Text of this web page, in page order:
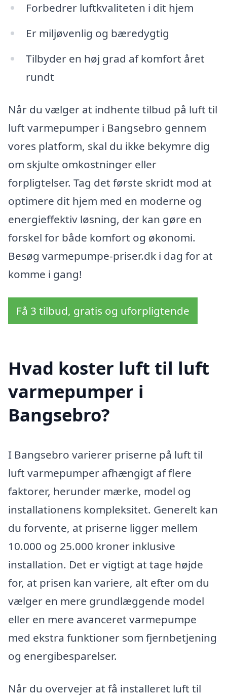
Forbedrer luftkvaliteten i dit hjem
Er miljøvenlig og bæredygtig
Tilbyder en høj grad af komfort året
rundt
Når du vælger at indhente tilbud på luft til
luft varmepumper i Bangsebro gennem
vores platform, skal du ikke bekymre dig
om skjulte omkostninger eller
forpligtelser. Tag det første skridt mod at
optimere dit hjem med en moderne og
energieffektiv løsning, der kan gøre en
forskel for både komfort og økonomi.
Besøg varmepumpe-priser.dk i dag for at
komme i gang!
Få 3 tilbud, gratis og uforpligtende
Hvad koster luft til luft
varmepumper i
Bangsebro?
I Bangsebro varierer priserne på luft til
luft varmepumper afhængigt af flere
faktorer, herunder mærke, model og
installationens kompleksitet. Generelt kan
du forvente, at priserne ligger mellem
10.000 og 25.000 kroner inklusive
installation. Det er vigtigt at tage højde
for, at prisen kan variere, alt efter om du
vælger en mere grundlæggende model
eller en mere avanceret varmepumpe
med ekstra funktioner som fjernbetjening
og energibesparelser.
Når du overvejer at få installeret luft til